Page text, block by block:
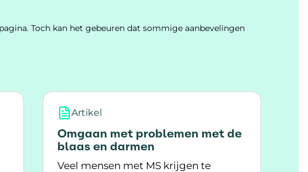
Toch kan het gebeuren dat sommige aanbevelingen
Artikel
Omgaan met problemen met de
blaas en darmen
Veel mensen met MS krijgen te